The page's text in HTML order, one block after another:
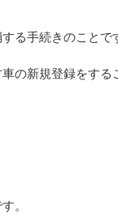
る手続きのことで
の新規登録をする
。